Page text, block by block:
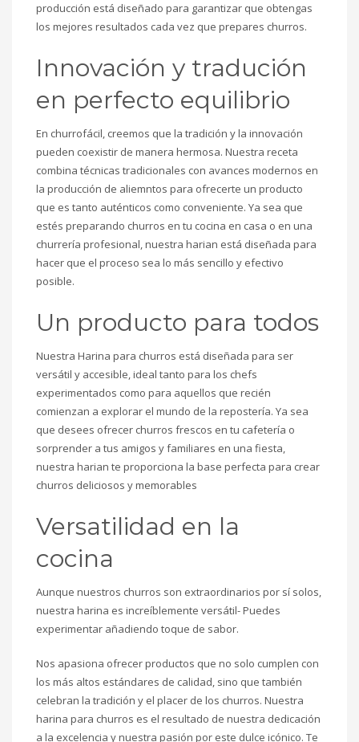
producción está diseñado para garantizar que obtengas
los mejores resultados cada vez que prepares churros.
Innovación y tradución
en perfecto equilibrio
En churrofácil, creemos que la tradición y la innovación
pueden coexistir de manera hermosa. Nuestra receta
combina técnicas tradicionales con avances modernos en
la producción de aliemntos para ofrecerte un producto
que es tanto auténticos como conveniente. Ya sea que
estés preparando churros en tu cocina en casa o en una
churrería profesional, nuestra harian está diseñada para
hacer que el proceso sea lo más sencillo y efectivo
posible.
Un producto para todos
Nuestra Harina para churros está diseñada para ser
versátil y accesible, ideal tanto para los chefs
experimentados como para aquellos que recién
comienzan a explorar el mundo de la repostería. Ya sea
que desees ofrecer churros frescos en tu cafetería o
sorprender a tus amigos y familiares en una fiesta,
nuestra harian te proporciona la base perfecta para crear
churros deliciosos y memorables
Versatilidad en la
cocina
Aunque nuestros churros son extraordinarios por sí solos,
nuestra harina es increíblemente versátil- Puedes
experimentar añadiendo toque de sabor.
Nos apasiona ofrecer productos que no solo cumplen con
los más altos estándares de calidad, sino que también
celebran la tradición y el placer de los churros. Nuestra
harina para churros es el resultado de nuestra dedicación
a la excelencia y nuestra pasión por este dulce icónico. Te